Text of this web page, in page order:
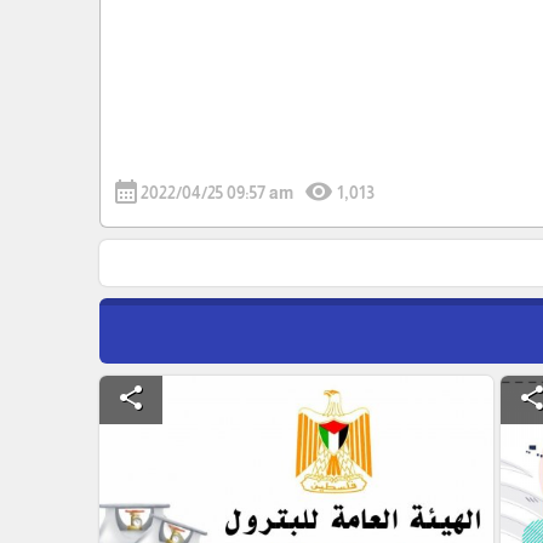
calendar_month2022/04/25 09:57 am visibility 1,013
share
share